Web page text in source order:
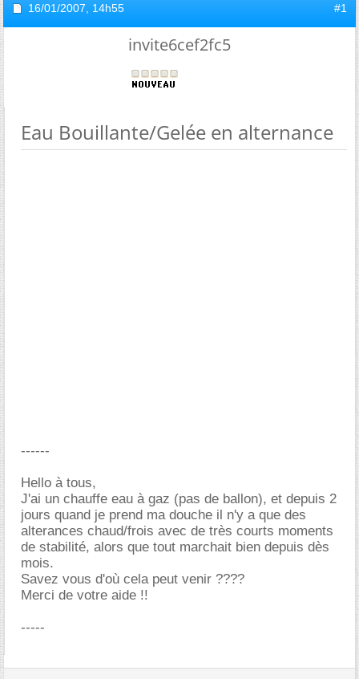
16/01/2007, 14h55 #1
invite6cef2fc5
Eau Bouillante/Gelée en alternance
------
Hello à tous,
J'ai un chauffe eau à gaz (pas de ballon), et depuis 2
jours quand je prend ma douche il n'y a que des
alterances chaud/frois avec de très courts moments
de stabilité, alors que tout marchait bien depuis dès
mois.
Savez vous d'où cela peut venir ????
Merci de votre aide !!
-----